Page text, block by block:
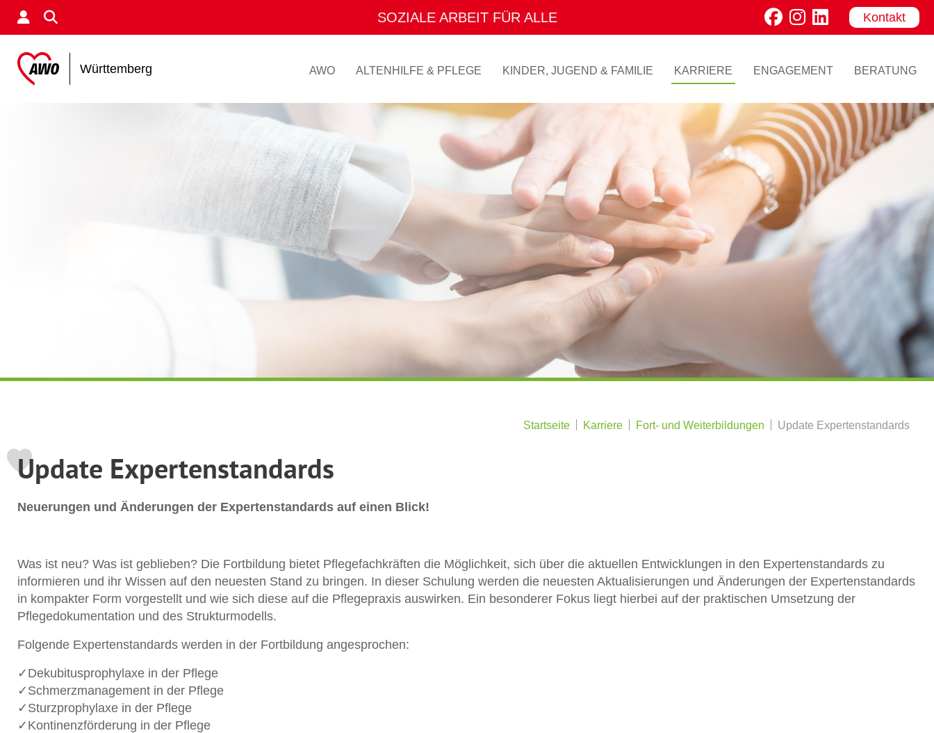
ENGAGEMENT MIT HERZ Kontakt
Württemberg AWO ALTENHILFE & PFLEGE KINDER, JUGEND & FAMILIE KARRIERE ENGAGEMENT BERATUNG
Startseite Karriere Fort- und Weiterbildungen Update Expertenstandards
Update Expertenstandards
Neuerungen und Änderungen der Expertenstandards auf einen Blick!
Was ist neu? Was ist geblieben? Die Fortbildung bietet Pflegefachkräften die Möglichkeit, sich über die aktuellen Entwicklungen in den Expertenstandards zu
informieren und ihr Wissen auf den neuesten Stand zu bringen. In dieser Schulung werden die neuesten Aktualisierungen und Änderungen der Expertenstandards
in kompakter Form vorgestellt und wie sich diese auf die Pflegepraxis auswirken. Ein besonderer Fokus liegt hierbei auf der praktischen Umsetzung der
Pflegedokumentation und des Strukturmodells.
Folgende Expertenstandards werden in der Fortbildung angesprochen:
✓Dekubitusprophylaxe in der Pflege
✓Schmerzmanagement in der Pflege
✓Sturzprophylaxe in der Pflege
✓Kontinenzförderung in der Pflege